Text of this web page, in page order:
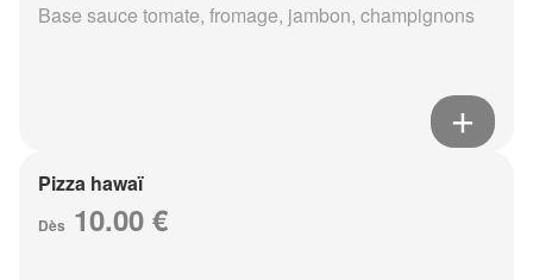
Base sauce tomate, fromage, jambon, champignons
Pizza hawaï
Dès 10.00 €